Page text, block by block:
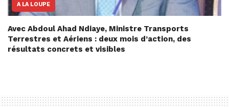
A LA LOUPE
Avec Abdoul Ahad Ndiaye, Ministre Transports
Terrestres et Aériens : deux mois d’action, des
résultats concrets et visibles